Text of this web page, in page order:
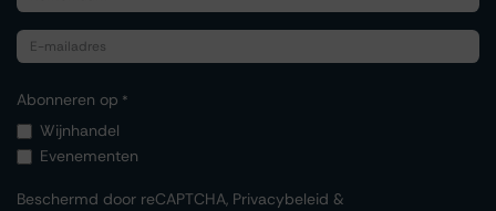
Abonneren op *
Wijnhandel
Evenementen
Beschermd door reCAPTCHA, Privacybeleid &